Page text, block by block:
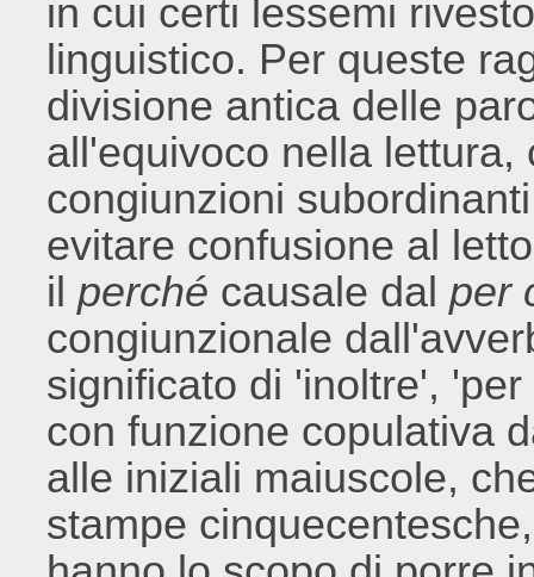
in cui certi lessemi
linguistico. Per queste
divisione antica delle
all'equivoco nella
congiunzioni
evitare confusione al
ilperché causale dalper
congiunzionale
significato di 'inoltre',
con funzione copulativa
alle iniziali maiuscole,
stampe